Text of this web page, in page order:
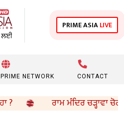
PRIME ASIALIVE
PRIME NETWORK CONTACT
ਰਾਮ ਮੰਦਿਰ ਚੜ੍ਹਾਵਾ ਚੋਰੀ